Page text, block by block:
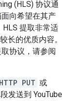
(HLS) 协议通
向希望在其产
提取非常适
长的优质内容。
协议，请参阅
HTTP PUT 或
发送到 YouTube